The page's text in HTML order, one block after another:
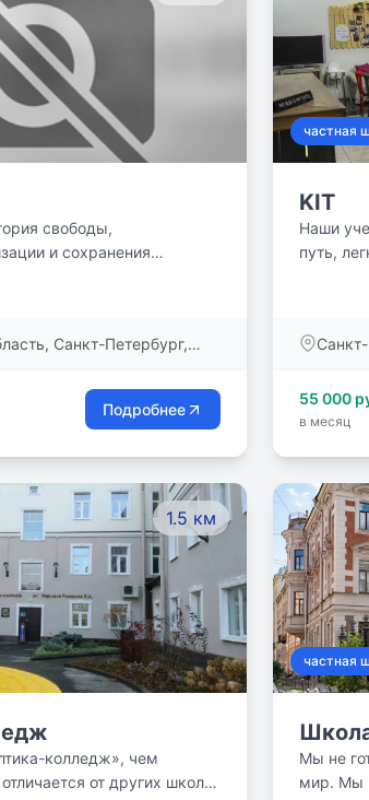
свободы,
и сохранения
и ответственным
личного роста,
школьных занятий
Санкт-Петербург,
Подробнее
частная
KIT
Наши
путь,
55 000
в месяц
1.5 км
колледж», чем
от других школ?
частная
Мы не
мир. Мы